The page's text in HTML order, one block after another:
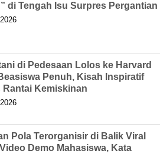
di Tengah Isu Surpres Pergantian
di Pedesaan Lolos ke Harvard
Penuh, Kisah Inspiratif
Rantai Kemiskinan
Pola Terorganisir di Balik Viral
Demo Mahasiswa, Kata